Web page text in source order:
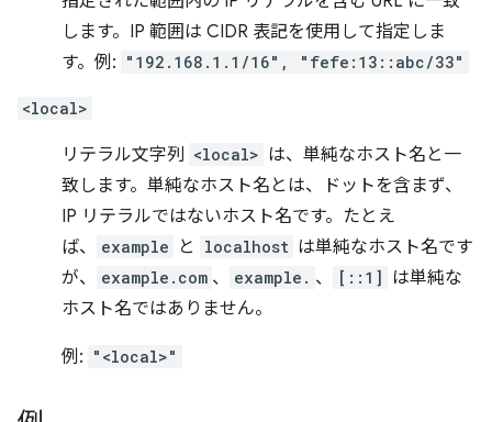
します。IP 範囲は CIDR 表記を使用して指定しま
す。例: "192.168.1.1/16", "fefe:13::abc/33"
<local>
リテラル文字列 <local> は、単純なホスト名と一
致します。単純なホスト名とは、ドットを含まず、
IP リテラルではないホスト名です。たとえ
ば、
example と localhost は単純なホスト名です
が、
example.com 、 example. 、 [::1] は単純な
ホスト名ではありません。
例: "<local>"